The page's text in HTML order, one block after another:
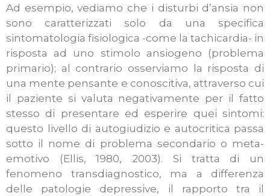
Ad esempio, vediamo che i disturbi d’ansia non
sono caratterizzati solo da una specifica
sintomatologia fisiologica -come la tachicardia- in
risposta ad uno stimolo ansiogeno (problema
primario); al contrario osserviamo la risposta di
una mente pensante e conoscitiva, attraverso cui
il paziente si valuta negativamente per il fatto
stesso di presentare ed esperire quei sintomi:
questo livello di autogiudizio e autocritica passa
sotto il nome di problema secondario o meta-
emotivo (Ellis, 1980, 2003). Si tratta di un
fenomeno transdiagnostico, ma a differenza
delle patologie depressive, il rapporto tra il